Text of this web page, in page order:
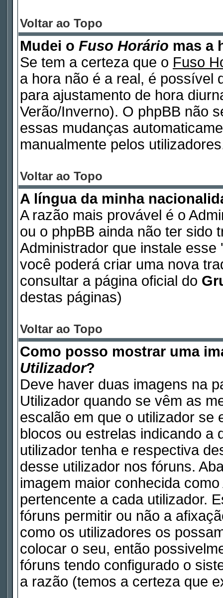
Voltar ao Topo
Mudei o Fuso Horário mas a
Se tem a certeza que o Fuso
a hora não é a real, é possível
para ajustamento de hora
Verão/Inverno). O phpBB não
essas mudanças
manualmente pelos
Voltar ao Topo
A língua da minha
A razão mais provável é o
ou o phpBB ainda não ter sido
Administrador que instale
você poderá criar uma nova
consultar a página oficial do
destas páginas)
Voltar ao Topo
Como posso mostrar uma
Utilizador?
Deve haver duas imagens na
Utilizador quando se vêm as
escalão em que o utilizador se
blocos ou estrelas indicando a
utilizador tenha e respectiva
desse utilizador nos fóruns.
imagem maior conhecida
pertencente a cada utilizador.
fóruns permitir ou não a
como os utilizadores os
colocar o seu, então
fóruns tendo configurado o
a razão (temos a certeza que